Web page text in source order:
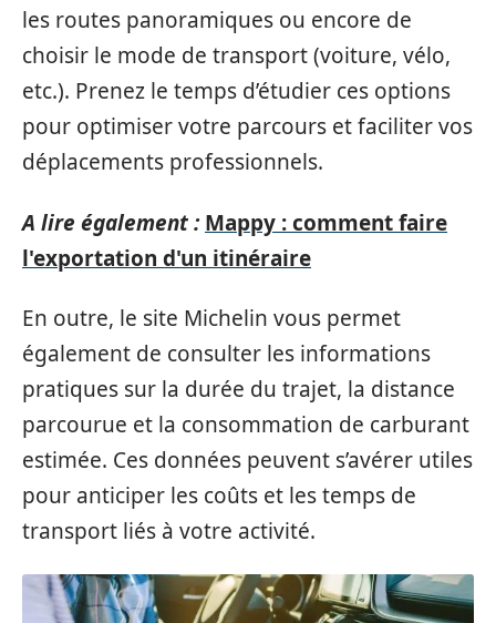
les routes panoramiques ou encore de
choisir le mode de transport (voiture, vélo,
etc.). Prenez le temps d’étudier ces options
pour optimiser votre parcours et faciliter vos
déplacements professionnels.
A lire également : Mappy : comment faire
l'exportation d'un itinéraire
En outre, le site Michelin vous permet
également de consulter les informations
pratiques sur la durée du trajet, la distance
parcourue et la consommation de carburant
estimée. Ces données peuvent s’avérer utiles
pour anticiper les coûts et les temps de
transport liés à votre activité.